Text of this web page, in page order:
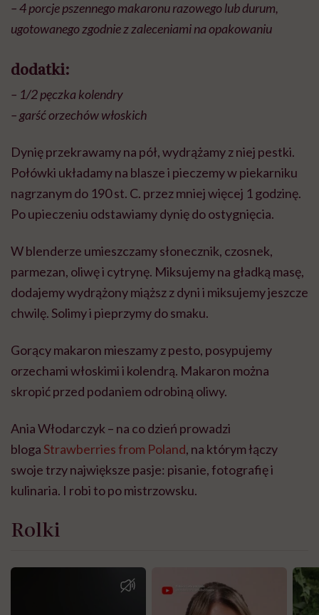
– 4 porcje pszennego makaronu razowego lub durum,
ugotowanego zgodnie z zaleceniami na opakowaniu
dodatki:
– 1/2 pęczka kolendry
– garść orzechów włoskich
Dynię przekrawamy na pół, wydrążamy z niej pestki.
Połówki układamy na blasze i pieczemy w piekarniku
nagrzanym do 190 st. C. przez mniej więcej 1 godzinę.
Po upieczeniu odstawiamy dynię do ostygnięcia.
W blenderze umieszczamy słonecznik, czosnek,
parmezan, oliwę i cytrynę. Miksujemy na gładką masę,
dodajemy wydrążony miąższ z dyni i miksujemy jeszcze
chwilę. Solimy i pieprzymy do smaku.
Gorący makaron mieszamy z pesto, posypujemy
orzechami włoskimi i kolendrą. Makaron można
skropić przed podaniem odrobiną oliwy.
Ania Włodarczyk – na co dzień prowadzi
bloga Strawberries from Poland, na którym łączy
swoje trzy największe pasje: pisanie, fotografię i
kulinaria. I robi to po mistrzowsku.
Rolki